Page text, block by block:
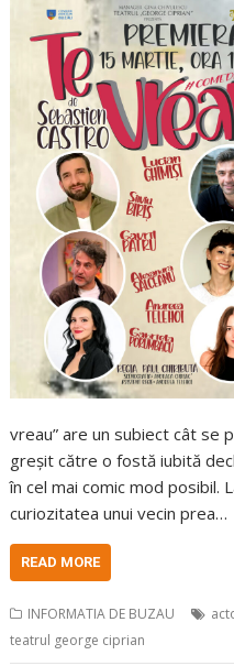
vreau” are un subiect cât
greșit către o fostă iubită
în cel mai comic mod posibil.
curiozitatea unui vecin prea…
READ MORE
INFORMATIA DE BUZAU
teatrul george ciprian